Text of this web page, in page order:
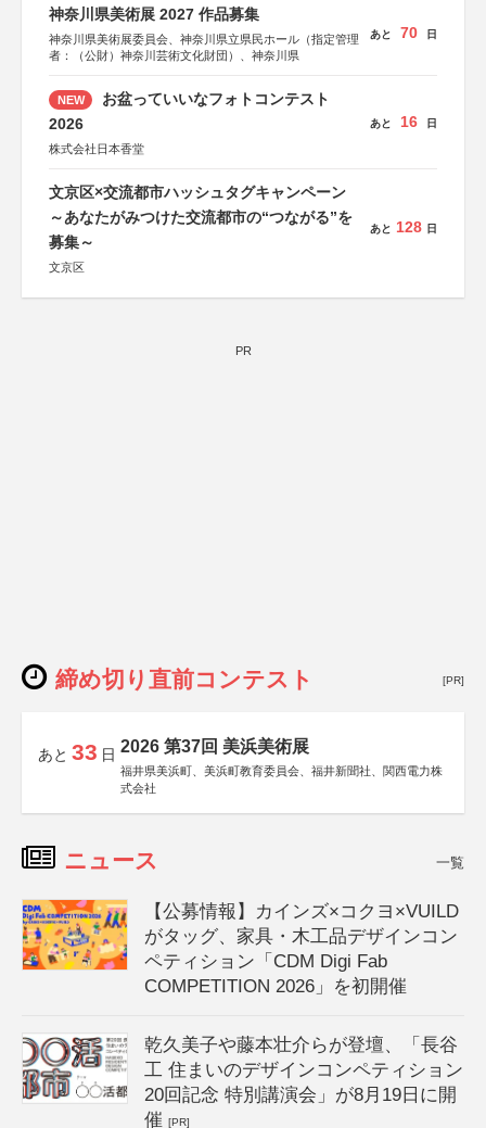
神奈川県美術展 2027 作品募集
神奈川県美術展委員会、神奈川県立県民ホール（指定管理
者：（公財）神奈川芸術文化財団）、神奈川県
あと 70 日
NEW
お盆っていいなフォトコンテスト
2026
株式会社日本香堂
あと 16 日
文京区×交流都市ハッシュタグキャンペーン
～あなたがみつけた交流都市の“つながる”を
募集～
文京区
あと 128 日
PR
締め切り直前コンテスト [PR]
あと 33 日 2026 第37回 美浜美術展
福井県美浜町、美浜町教育委員会、福井新聞社、関西電力株
式会社
ニュース 一覧
【公募情報】カインズ×コクヨ×VUILD
がタッグ、家具・木工品デザインコン
ペティション「CDM Digi Fab
COMPETITION 2026」を初開催
乾久美子や藤本壮介らが登壇、「長谷
工 住まいのデザインコンペティション
20回記念 特別講演会」が8月19日に開
催[PR]